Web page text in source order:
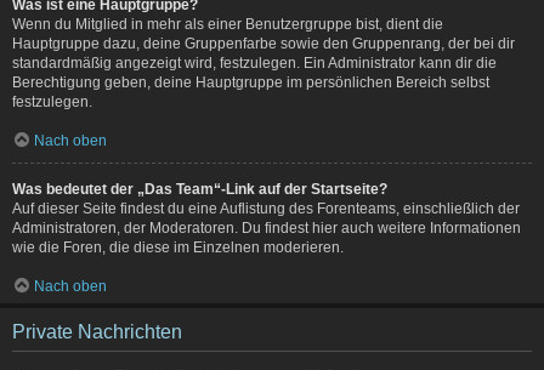
Was ist eine Hauptgruppe?
Wenn du Mitglied in mehr als einer Benutzergruppe bist, dient die
Hauptgruppe dazu, deine Gruppenfarbe sowie den Gruppenrang, der bei dir
standardmäßig angezeigt wird, festzulegen. Ein Administrator kann dir die
Berechtigung geben, deine Hauptgruppe im persönlichen Bereich selbst
festzulegen.
Nach oben
Was bedeutet der „Das Team“-Link auf der Startseite?
Auf dieser Seite findest du eine Auflistung des Forenteams, einschließlich der
Administratoren, der Moderatoren. Du findest hier auch weitere Informationen
wie die Foren, die diese im Einzelnen moderieren.
Nach oben
Private Nachrichten